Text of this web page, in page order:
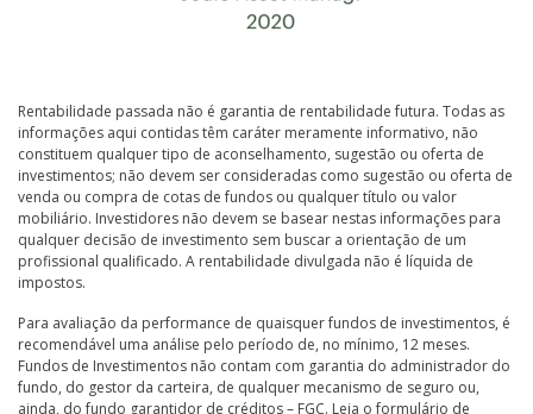
Rentabilidade passada não é garantia de rentabilidade futura. Todas as
informações aqui contidas têm caráter meramente informativo, não
constituem qualquer tipo de aconselhamento, sugestão ou oferta de
investimentos; não devem ser consideradas como sugestão ou oferta de
venda ou compra de cotas de fundos ou qualquer título ou valor
mobiliário. Investidores não devem se basear nestas informações para
qualquer decisão de investimento sem buscar a orientação de um
profissional qualificado. A rentabilidade divulgada não é líquida de
impostos.
Para avaliação da performance de quaisquer fundos de investimentos, é
recomendável uma análise pelo período de, no mínimo, 12 meses.
Fundos de Investimentos não contam com garantia do administrador do
fundo, do gestor da carteira, de qualquer mecanismo de seguro ou,
ainda, do fundo garantidor de créditos – FGC. Leia o formulário de